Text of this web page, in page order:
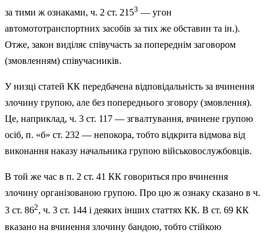
за тими ж ознаками, ч. 2 ст. 2153 — угон
автомототранспортних засобів за тих же обставин та ін.).
Отже, закон виділяє співучасть за попереднім заговором
(змовленням) співучасників.
У низці статей КК передбачена відповідальність за вчинення
злочи­ну групою, але без попереднього зговору (змовлення).
Це, наприклад, ч. 3 ст. 117 — згвалтування, вчинене групою
осіб, п. «б» ст. 232 — непокора, тобто відкрита відмова від
виконання наказу начальника групою військовослужбовців.
В той же час в п. 2 ст. 41 КК говориться про вчинення
злочину організованою групою. Про цю ж ознаку сказано в ч.
3 ст. 862, ч. 3 ст. 144 і деяких інших статтях КК. В ст. 69 КК
вказано на вчинення злочи­ну бандою, тобто стійкою